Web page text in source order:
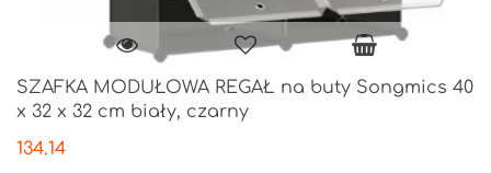
SZAFKA MODUŁOWA REGAŁ na buty Songmics 40
x 32 x 32 cm biały, czarny
134.14